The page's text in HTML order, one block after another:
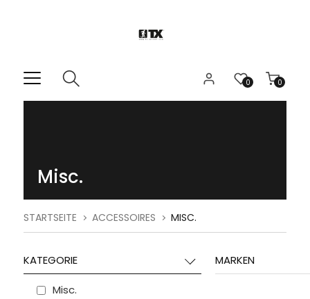
0
0
Misc.
STARTSEITE ACCESSOIRES MISC.
KATEGORIE
Misc.
MARKEN